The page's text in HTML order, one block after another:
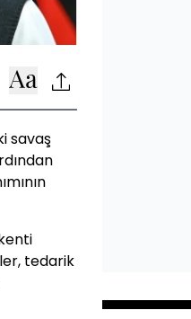
savaş
tedarik